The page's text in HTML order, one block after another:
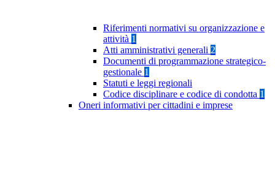
Riferimenti normativi su organizzazione e
attività 1
Atti amministrativi generali 2
Documenti di programmazione strategico-
gestionale 1
Statuti e leggi regionali
Codice disciplinare e codice di condotta 1
Oneri informativi per cittadini e imprese